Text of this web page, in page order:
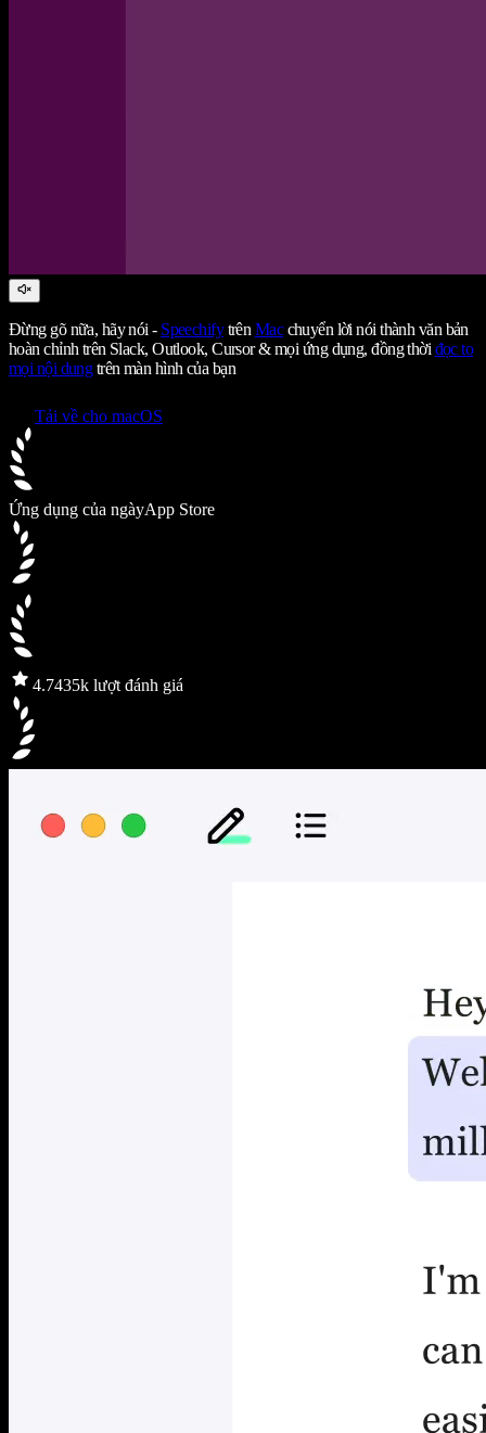
Đừng gõ nữa, hãy nói - Speechifytrên Macchuyển lời nói thành văn bản
hoàn chỉnh trên Slack, Outlook, Cursor & mọi ứng dụng, đồng thời đọc to
mọi nội dungtrên màn hình của bạn
Tải về cho macOS
Ứng dụng của ngàyApp Store
4.7435k lượt đánh giá